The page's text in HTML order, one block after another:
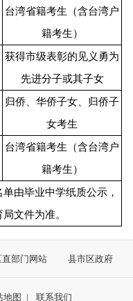
台湾省籍考生（含台湾户
籍考生）
获得市级表彰的见义勇为
先进分子或其子女
归侨、华侨子女、归侨子
女考生
台湾省籍考生（含台湾户
籍考生）
由毕业中学纸质公示，
文件为准。
直部门网站 县市区政府
地图 | 联系我们